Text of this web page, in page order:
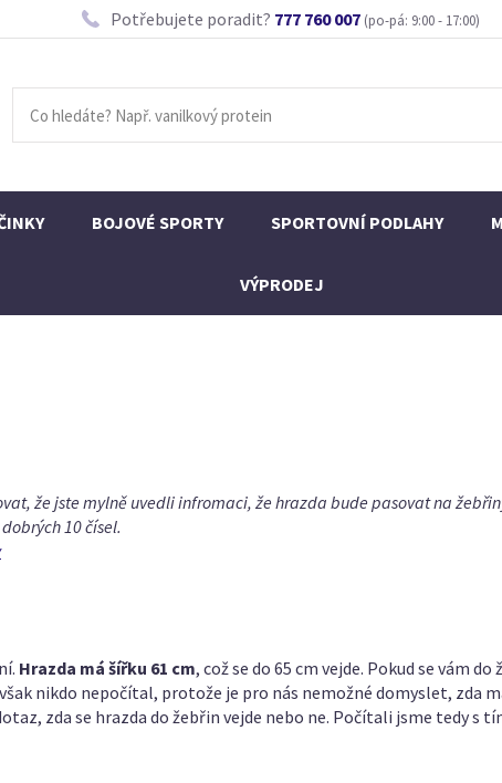
Potřebujete poradit? 777 760 007 (po-pá: 9:00 - 17:00)
BOJOVÉ SPORTY SPORTOVNÍ PODLAHY
VÝPRODEJ
že jste mylně uvedli infromaci, že hrazda bude pasovat na
10 čísel.
Hrazda má šířku 61 cm, což se do 65 cm vejde. Pokud se vám
nikdo nepočítal, protože je pro nás nemožné domyslet,
zda se hrazda do žebřin vejde nebo ne. Počítali jsme tedy